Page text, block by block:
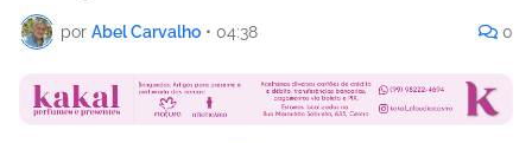
por Abel Carvalho • 04:38 0